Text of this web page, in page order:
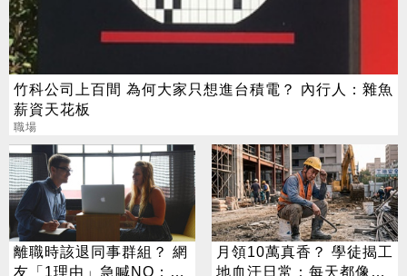
竹科公司上百間 為何大家只想進台積電？ 內行人：雜魚
薪資天花板
職場
離職時該退同事群組？ 網
友「1理由」急喊NO：留
月領10萬真香？ 學徒揭工
地血汗日常：每天都像透